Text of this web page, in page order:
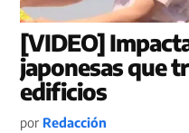
[VIDEO]
japonesas que
edificios
por Redacción